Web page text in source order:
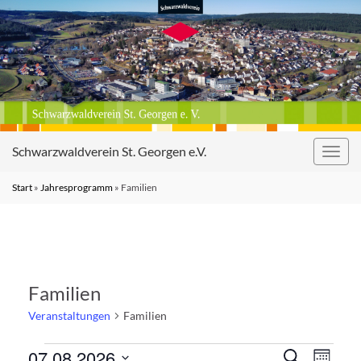
Schwarzwaldverein St. Georgen e.V.
Start » Jahresprogramm » Familien
Familien
Veranstaltungen Familien
Suche